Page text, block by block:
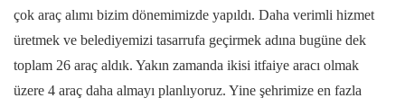
çok araç alımı bizim dönemimizde yapıldı. Daha verimli hizmet
üretmek ve belediyemizi tasarrufa geçirmek adına bugüne dek
toplam 26 araç aldık. Yakın zamanda ikisi itfaiye aracı olmak
üzere 4 araç daha almayı planlıyoruz. Yine şehrimize en fazla